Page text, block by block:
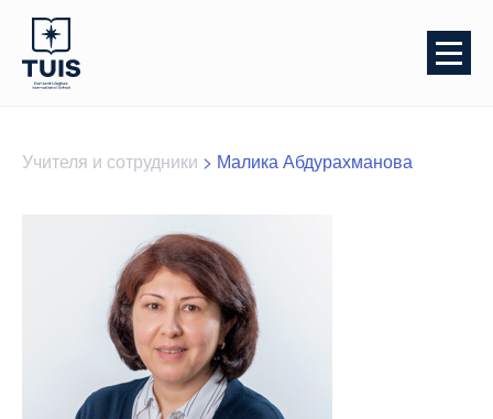
Учителя и сотрудники > Малика Абдурахманова